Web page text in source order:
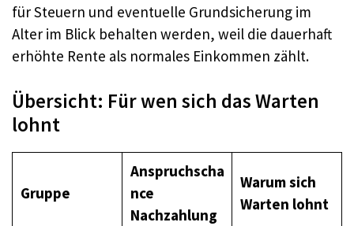
für Steuern und eventuelle Grundsicherung im
Alter im Blick behalten werden, weil die dauerhaft
erhöhte Rente als normales Einkommen zählt.
Übersicht: Für wen sich das Warten
lohnt
Gruppe
Anspruchscha
nce
Nachzahlung
Warum sich
Warten lohnt